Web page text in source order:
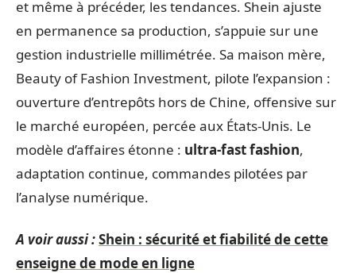
et même à précéder, les tendances. Shein ajuste
en permanence sa production, s’appuie sur une
gestion industrielle millimétrée. Sa maison mère,
Beauty of Fashion Investment, pilote l’expansion :
ouverture d’entrepôts hors de Chine, offensive sur
le marché européen, percée aux États-Unis. Le
modèle d’affaires étonne : ultra-fast fashion,
adaptation continue, commandes pilotées par
l’analyse numérique.
A voir aussi :Shein : sécurité et fiabilité de cette
enseigne de mode en ligne